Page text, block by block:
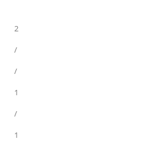
2
/
/
1
/
1